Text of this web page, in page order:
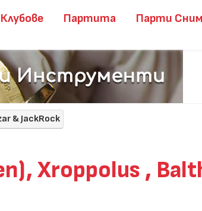
Клубове Партита Парти
& JackRock
Xroppolus ,